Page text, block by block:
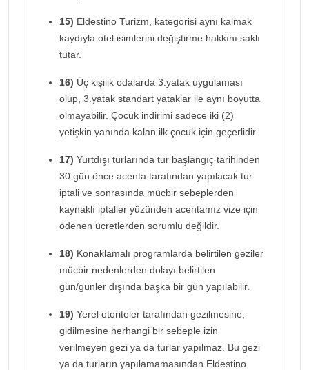
15) Eldestino Turizm, kategorisi aynı kalmak
kaydıyla otel isimlerini değiştirme hakkını saklı
tutar.
16) Üç kişilik odalarda 3.yatak uygulaması
olup, 3.yatak standart yataklar ile aynı boyutta
olmayabilir. Çocuk indirimi sadece iki (2)
yetişkin yanında kalan ilk çocuk için geçerlidir.
17) Yurtdışı turlarında tur başlangıç tarihinden
30 gün önce acenta tarafından yapılacak tur
iptali ve sonrasında mücbir sebeplerden
kaynaklı iptaller yüzünden acentamız vize için
ödenen ücretlerden sorumlu değildir.
18) Konaklamalı programlarda belirtilen geziler
mücbir nedenlerden dolayı belirtilen
gün/günler dışında başka bir gün yapılabilir.
19) Yerel otoriteler tarafından gezilmesine,
gidilmesine herhangi bir sebeple izin
verilmeyen gezi ya da turlar yapılmaz. Bu gezi
ya da turların yapılamamasından Eldestino